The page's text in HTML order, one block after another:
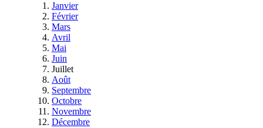
Janvier
Février
Mars
Avril
Mai
Juin
Juillet
Août
Septembre
Octobre
Novembre
Décembre